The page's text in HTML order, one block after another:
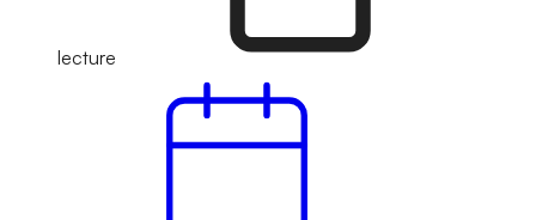
lecture